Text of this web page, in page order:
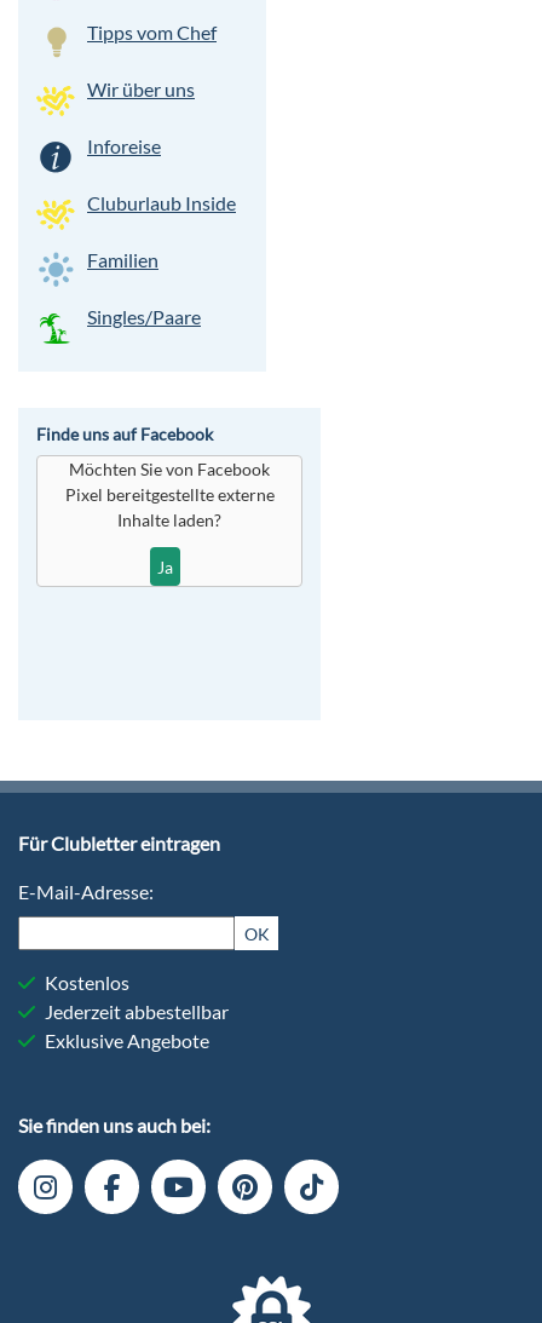
Tipps vom Chef
Wir über uns
Inforeise
Cluburlaub Inside
Familien
Singles/Paare
Finde uns auf Facebook
Möchten Sie von Facebook
Pixel bereitgestellte externe
Inhalte laden?
Ja
Sie finden uns auch bei:
Für Clubletter eintragen
E-Mail-Adresse:
OK
Kostenlos
Jederzeit abbestellbar
Exklusive Angebote